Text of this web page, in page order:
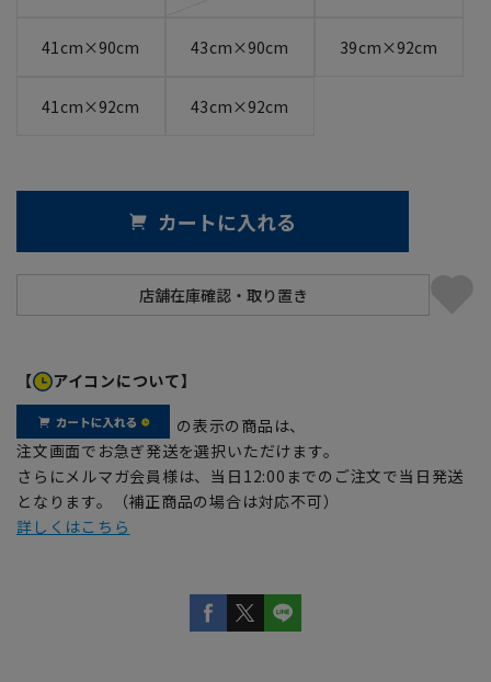
41cm×90cm 43cm×90cm 39cm×92cm
41cm×92cm 43cm×92cm
カートに入れる
【 アイコンについて】
の表示の商品は、
注文画面でお急ぎ発送を選択いただけます。
さらにメルマガ会員様は、当日12:00までのご注文で当日発送
となります。（補正商品の場合は対応不可）
詳しくはこちら